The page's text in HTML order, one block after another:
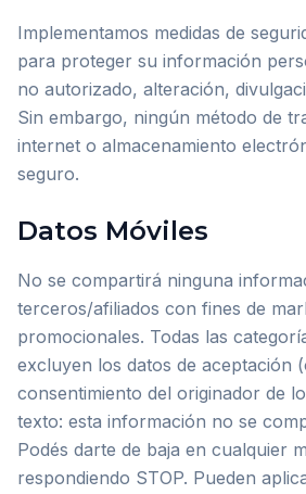
Implementamos medidas de
para proteger su información
no autorizado, alteración,
Sin embargo, ningún método de
internet o almacenamiento
seguro.
Datos Móviles
No se compartirá ninguna
terceros/afiliados con fines de
promocionales. Todas las
excluyen los datos de aceptación
consentimiento del originador de
texto: esta información no se
Podés darte de baja en cualquier
respondiendo STOP. Pueden